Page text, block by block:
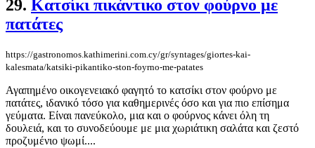
29. Κατσίκι πικάντικο στον φούρνο με
πατάτες
https://gastronomos.kathimerini.com.cy/gr/syntages/giortes-kai-
kalesmata/katsiki-pikantiko-ston-foyrno-me-patates
Αγαπημένο οικογενειακό φαγητό το κατσίκι στον φούρνο με
πατάτες, ιδανικό τόσο για καθημερινές όσο και για πιο επίσημα
γεύματα. Είναι πανεύκολο, μια και ο φούρνος κάνει όλη τη
δουλειά, και το συνοδεύουμε με μια χωριάτικη σαλάτα και ζεστό
προζυμένιο ψωμί....